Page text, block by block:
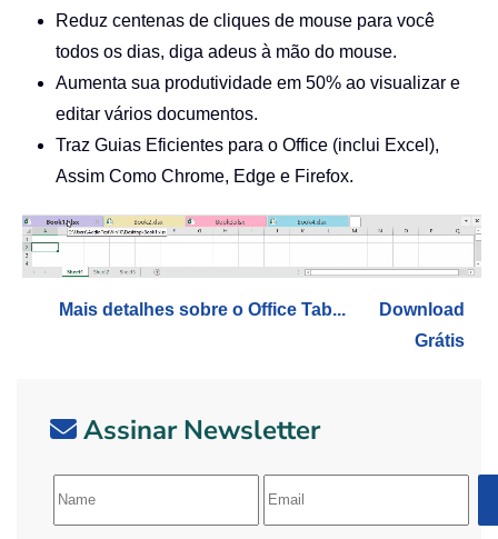
Reduz centenas de cliques de mouse para você
todos os dias, diga adeus à mão do mouse.
Aumenta sua produtividade em 50% ao visualizar e
editar vários documentos.
Traz Guias Eficientes para o Office (inclui Excel),
Assim Como Chrome, Edge e Firefox.
Mais detalhes sobre o Office Tab...
Download
Grátis
Assinar Newsletter